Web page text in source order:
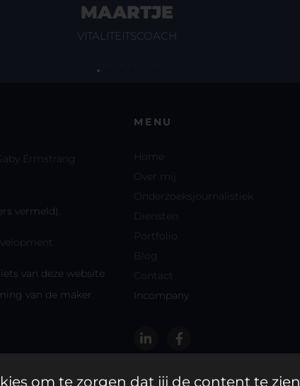
MAARTJE
VITALITEITSCOACH
Ermstrang
vermeld).
.
van deze website
van de maker.
MENU
Home
Over mij
Onderzoeksjournalistiek
Diensten
Portfolio
Blog
Contact
Incompany
om te zorgen dat jij de content te zien